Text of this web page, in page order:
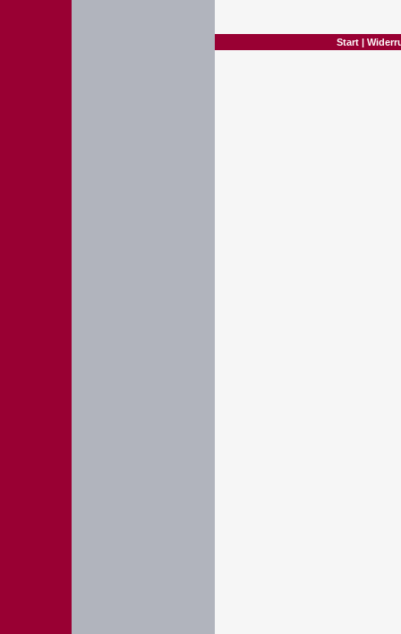
Start |